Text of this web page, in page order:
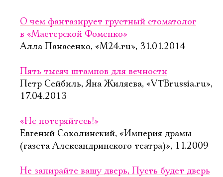
О чем фантазирует грустный стоматолог
в «Мастерской Фоменко»
Алла Панасенко, «М24.ru», 31.01.2014
Пять тысяч штампов для вечности
Петр Сейбиль, Яна Жиляева, «VTBrussia.ru»,
17.04.2013
«Не потеряйтесь!»
Евгений Соколинский, «Империя драмы
(газета Александринского театра)», 11.2009
Не запирайте вашу дверь, Пусть будет дверь